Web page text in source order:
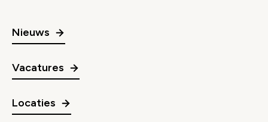
Nieuws
Vacatures
Locaties